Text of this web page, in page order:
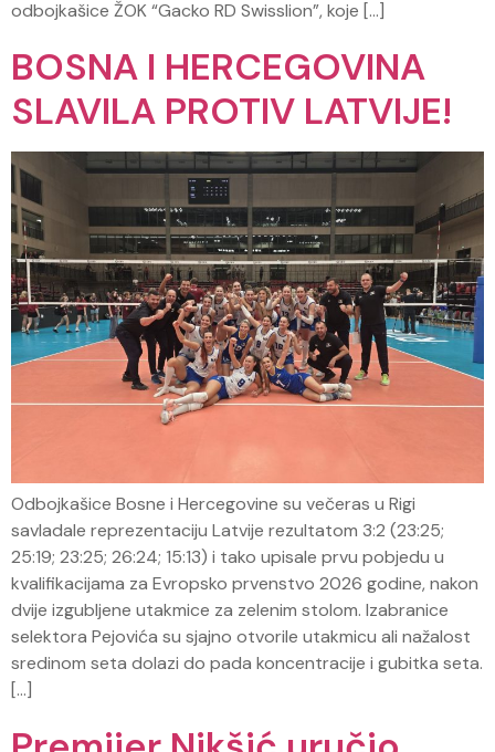
odbojkašice ŽOK “Gacko RD Swisslion”, koje […]
BOSNA I HERCEGOVINA
SLAVILA PROTIV LATVIJE!
Odbojkašice Bosne i Hercegovine su večeras u Rigi
savladale reprezentaciju Latvije rezultatom 3:2 (23:25;
25:19; 23:25; 26:24; 15:13) i tako upisale prvu pobjedu u
kvalifikacijama za Evropsko prvenstvo 2026 godine, nakon
dvije izgubljene utakmice za zelenim stolom. Izabranice
selektora Pejovića su sjajno otvorile utakmicu ali nažalost
sredinom seta dolazi do pada koncentracije i gubitka seta.
[…]